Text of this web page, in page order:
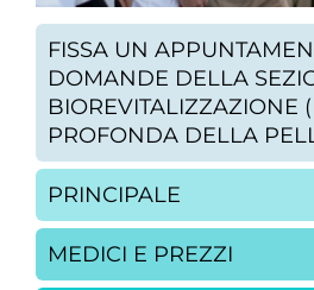
FISSA UN
DOMANDE DELLA
BIOREVITALIZZAZIONE
PROFONDA DELLA
PRINCIPALE
MEDICI E PREZZI